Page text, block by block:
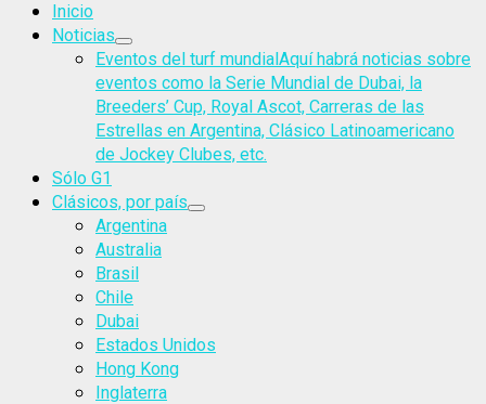
Inicio
Noticias
Eventos del turf mundialAquí habrá noticias sobre
eventos como la Serie Mundial de Dubai, la
Breeders’ Cup, Royal Ascot, Carreras de las
Estrellas en Argentina, Clásico Latinoamericano
de Jockey Clubes, etc.
Sólo G1
Clásicos, por país
Argentina
Australia
Brasil
Chile
Dubai
Estados Unidos
Hong Kong
Inglaterra